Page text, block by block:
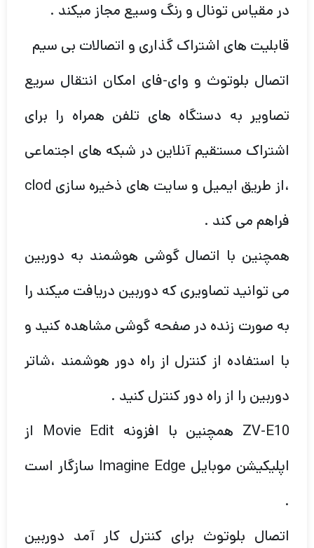
در مقیاس تونال و رنگ وسیع مجاز میکند .
قابلیت های اشتراک گذاری و اتصالات بی سیم
اتصال بلوتوث و وای-فای امکان انتقال سریع
تصاویر به دستگاه های تلفن همراه را برای
اشتراک مستقیم آنلاین در شبکه های اجتماعی
،از طریق ایمیل و سایت های ذخیره سازی clod
فراهم می کند .
همچنین با اتصال گوشی هوشمند به دوربین
می توانید تصاویری که دوربین دریافت میکند را
به صورت زنده در صفحه گوشی مشاهده کنید و
با استفاده از کنترل از راه دور هوشمند ،شاتر
دوربین را از راه دور کنترل کنید .
ZV-E10 همچنین با افزونه Movie Edit از
اپلیکیشن موبایل Imagine Edge سازگار است
.
اتصال بلوتوث برای کنترل کار آمد دوربین